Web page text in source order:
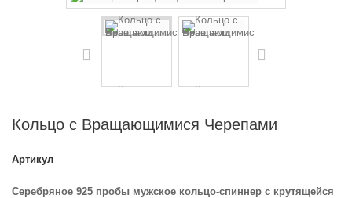
Кольцо с Вращающимися Черепами
Артикул
Серебряное 925 пробы мужское кольцо-спиннер с крутящейся